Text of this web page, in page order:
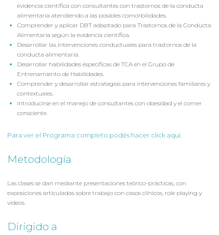
evidencia científica con consultantes con trastornos de la conducta
alimentaria atendiendo a las posibles comorbilidades.
Comprender y aplicar DBT adaptado para Trastornos de la Conducta
Alimentaria según la evidencia científica.
Desarrollar las intervenciones conductuales para trastornos de la
conducta alimentaria.
Desarrollar habilidades especificas de TCA en el Grupo de
Entrenamiento de Habilidades.
Comprender y desarrollar estrategias para intervenciones familiares y
contextuales.
Introducirse en el manejo de consultantes con obesidad y el comer
consciente.
Para ver el Programa completo podés hacer click aquí.
Metodología
Las clases se dan mediante presentaciones teórico-prácticas, con
exposiciones articuladas sobre trabajo con casos clínicos, role playing y
videos.
Dirigido a